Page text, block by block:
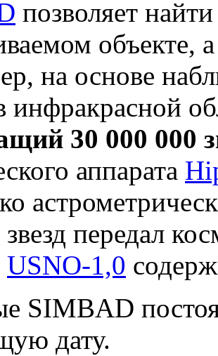
позволяет
объекте,
на основе
инфракрасной
30 000 000
аппарата
передал
USNO-1,0
SIMBAD
дату.